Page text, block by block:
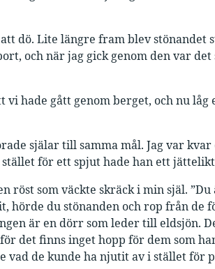
dö. Lite längre fram blev stönandet
och när jag gick genom den var
hade gått genom berget, och nu låg
själar till samma mål. Jag var kvar
för ett spjut hade han ett
som väckte skräck i min själ. ”Du
hörde du stönanden och rop från de
är en dörr som leder till eldsjön.
det finns inget hopp för dem som
vad de kunde ha njutit av i stället för